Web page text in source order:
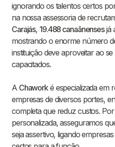
ignorando os talentos certos
na nossa assessoria de
Carajás, 19.488 canaãnensesjá
mostrando o enorme número
instituição deve aproveitar ao
capacitados.
A Chaworké especializada em
empresas de diversos portes,
completa que reduz custos.
personalizada, asseguramos
seja assertivo, ligando